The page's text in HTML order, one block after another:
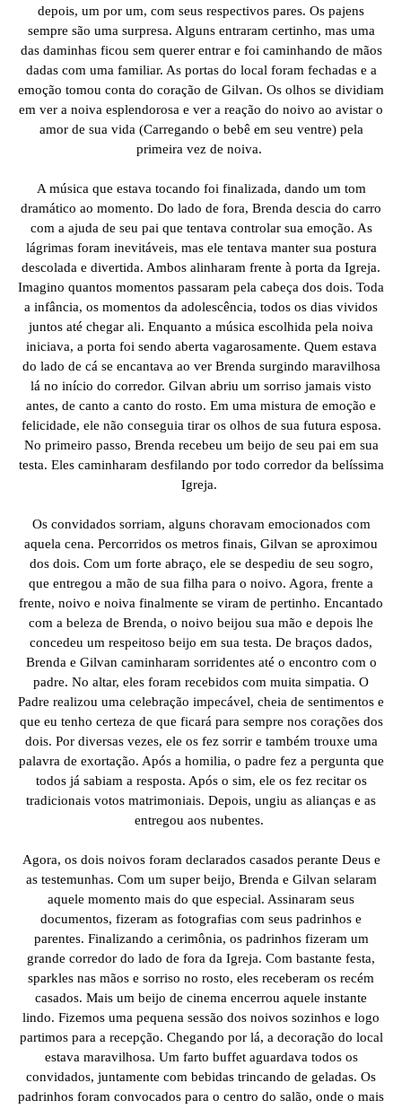
depois, um por um, com seus respectivos pares. Os pajens
sempre são uma surpresa. Alguns entraram certinho, mas uma
das daminhas ficou sem querer entrar e foi caminhando de mãos
dadas com uma familiar. As portas do local foram fechadas e a
emoção tomou conta do coração de Gilvan. Os olhos se dividiam
em ver a noiva esplendorosa e ver a reação do noivo ao avistar o
amor de sua vida (Carregando o bebê em seu ventre) pela
primeira vez de noiva.
A música que estava tocando foi finalizada, dando um tom
dramático ao momento. Do lado de fora, Brenda descia do carro
com a ajuda de seu pai que tentava controlar sua emoção. As
lágrimas foram inevitáveis, mas ele tentava manter sua postura
descolada e divertida. Ambos alinharam frente à porta da Igreja.
Imagino quantos momentos passaram pela cabeça dos dois. Toda
a infância, os momentos da adolescência, todos os dias vividos
juntos até chegar ali. Enquanto a música escolhida pela noiva
iniciava, a porta foi sendo aberta vagarosamente. Quem estava
do lado de cá se encantava ao ver Brenda surgindo maravilhosa
lá no início do corredor. Gilvan abriu um sorriso jamais visto
antes, de canto a canto do rosto. Em uma mistura de emoção e
felicidade, ele não conseguia tirar os olhos de sua futura esposa.
No primeiro passo, Brenda recebeu um beijo de seu pai em sua
testa. Eles caminharam desfilando por todo corredor da belíssima
Igreja.
Os convidados sorriam, alguns choravam emocionados com
aquela cena. Percorridos os metros finais, Gilvan se aproximou
dos dois. Com um forte abraço, ele se despediu de seu sogro,
que entregou a mão de sua filha para o noivo. Agora, frente a
frente, noivo e noiva finalmente se viram de pertinho. Encantado
com a beleza de Brenda, o noivo beijou sua mão e depois lhe
concedeu um respeitoso beijo em sua testa. De braços dados,
Brenda e Gilvan caminharam sorridentes até o encontro com o
padre. No altar, eles foram recebidos com muita simpatia. O
Padre realizou uma celebração impecável, cheia de sentimentos e
que eu tenho certeza de que ficará para sempre nos corações dos
dois. Por diversas vezes, ele os fez sorrir e também trouxe uma
palavra de exortação. Após a homilia, o padre fez a pergunta que
todos já sabiam a resposta. Após o sim, ele os fez recitar os
tradicionais votos matrimoniais. Depois, ungiu as alianças e as
entregou aos nubentes.
Agora, os dois noivos foram declarados casados perante Deus e
as testemunhas. Com um super beijo, Brenda e Gilvan selaram
aquele momento mais do que especial. Assinaram seus
documentos, fizeram as fotografias com seus padrinhos e
parentes. Finalizando a cerimônia, os padrinhos fizeram um
grande corredor do lado de fora da Igreja. Com bastante festa,
sparkles nas mãos e sorriso no rosto, eles receberam os recém
casados. Mais um beijo de cinema encerrou aquele instante
lindo. Fizemos uma pequena sessão dos noivos sozinhos e logo
partimos para a recepção. Chegando por lá, a decoração do local
estava maravilhosa. Um farto buffet aguardava todos os
convidados, juntamente com bebidas trincando de geladas. Os
padrinhos foram convocados para o centro do salão, onde o mais